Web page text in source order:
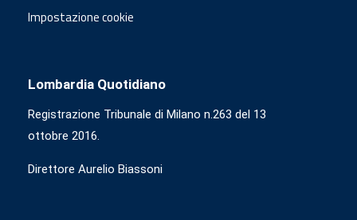
Impostazione cookie
Lombardia Quotidiano
Registrazione Tribunale di Milano n.263 del 13
ottobre 2016.
Direttore Aurelio Biassoni